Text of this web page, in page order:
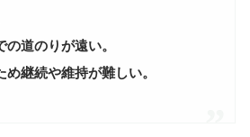
道のりが遠い。
継続や維持が難しい。